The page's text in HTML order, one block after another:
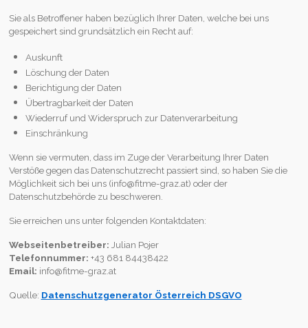
Sie als Betroffener haben bezüglich Ihrer Daten, welche bei uns
gespeichert sind grundsätzlich ein Recht auf:
Auskunft
Löschung der Daten
Berichtigung der Daten
Übertragbarkeit der Daten
Wiederruf und Widerspruch zur Datenverarbeitung
Einschränkung
Wenn sie vermuten, dass im Zuge der Verarbeitung Ihrer Daten
Verstöße gegen das Datenschutzrecht passiert sind, so haben Sie die
Möglichkeit sich bei uns (info@fitme-graz.at) oder der
Datenschutzbehörde zu beschweren.
Sie erreichen uns unter folgenden Kontaktdaten:
Webseitenbetreiber: Julian Pojer
Telefonnummer: +43 681 84438422
Email: info@fitme-graz.at
Quelle: Datenschutzgenerator Österreich DSGVO